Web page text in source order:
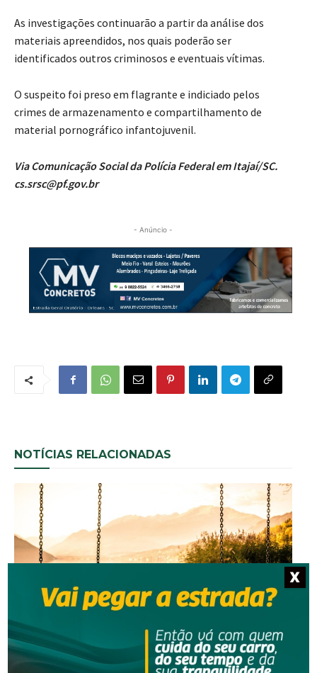
As investigações continuarão a partir da análise dos
materiais apreendidos, nos quais poderão ser
identificados outros criminosos e eventuais vítimas.
O suspeito foi preso em flagrante e indiciado pelos
crimes de armazenamento e compartilhamento de
material pornográfico infantojuvenil.
Via Comunicação Social da Polícia Federal em Itajaí/SC.
cs.srsc@pf.gov.br
- Anúncio -
NOTÍCIAS RELACIONADAS
Segurança
Homem que beijou criança de 11 anos à força agora
terá de indenizar vítima e familiar
X